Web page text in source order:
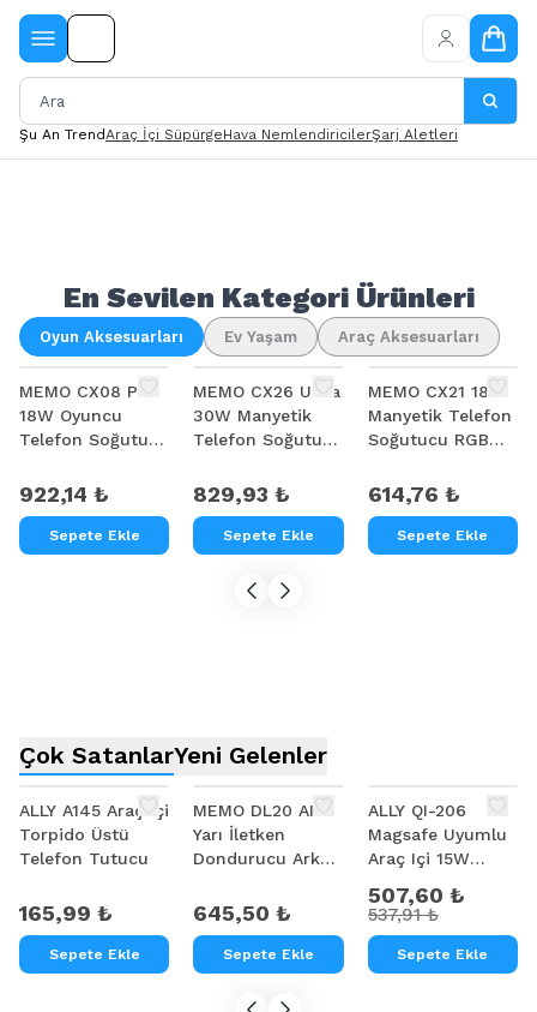
Şu An TrendAraç İçi SüpürgeHava NemlendiricilerŞarj Aletleri
En Sevilen Kategori Ürünleri
Oyun Aksesuarları Ev Yaşam Araç Aksesuarları
MEMO CX08 Pro
18W Oyuncu
Telefon Soğutucu
Fanı
922,14 ₺
Sepete Ekle
MEMO CX26 Ultra
30W Manyetik
Telefon Soğutucu
Mobil Oyun
Soğutucusu |
Yapay Zeka
Destekli
829,93 ₺
Sepete Ekle
MEMO CX21 18W
Manyetik Telefon
Soğutucu RGB
Buz Soğutmalı
Mobil Oyun Fanı
614,76 ₺
Sepete Ekle
Çok SatanlarYeni Gelenler
ALLY A145 Araç İçi
Torpido Üstü
Telefon Tutucu
165,99 ₺
Sepete Ekle
MEMO DL20 AI
Yarı İletken
Dondurucu Arka
Radyatörü IPhone
Android PUBG
Oyun Soğutucu 3
Aşamalı
645,50 ₺
Sepete Ekle
ALLY QI-206
Magsafe Uyumlu
Araç Içi 15W
Şarj Telefon
507,60 ₺
537,91 ₺
Sepete Ekle